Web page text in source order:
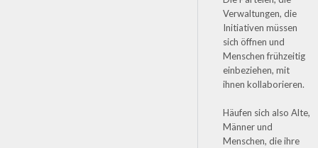
Verwaltungen, die
Initiativen müssen
sich öffnen und
Menschen frühzeitig
einbeziehen, mit
ihnen kollaborieren.
Häufen sich also Alte,
Männer und
Menschen, die ihre